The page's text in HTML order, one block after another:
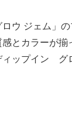
ウ ジェム」
とカラーが揃
ップイン グ